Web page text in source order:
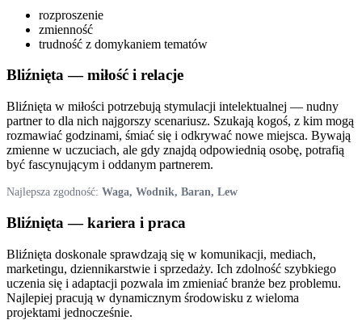
rozproszenie
zmienność
trudność z domykaniem tematów
Bliźnięta— miłość i relacje
Bliźnięta w miłości potrzebują stymulacji intelektualnej — nudny
partner to dla nich najgorszy scenariusz. Szukają kogoś, z kim mogą
rozmawiać godzinami, śmiać się i odkrywać nowe miejsca. Bywają
zmienne w uczuciach, ale gdy znajdą odpowiednią osobę, potrafią
być fascynującym i oddanym partnerem.
Najlepsza zgodność: Waga, Wodnik, Baran, Lew
Bliźnięta — kariera i praca
Bliźnięta doskonale sprawdzają się w komunikacji, mediach,
marketingu, dziennikarstwie i sprzedaży. Ich zdolność szybkiego
uczenia się i adaptacji pozwala im zmieniać branże bez problemu.
Najlepiej pracują w dynamicznym środowisku z wieloma
projektami jednocześnie.